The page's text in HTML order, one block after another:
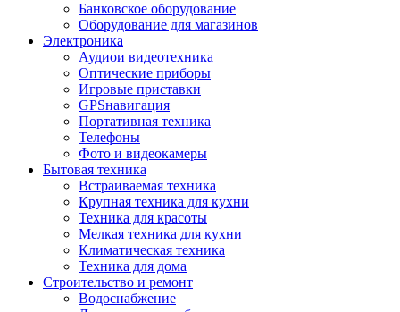
Банковское оборудование
Оборудование для магазинов
Электроника
Аудиои видеотехника
Оптические приборы
Игровые приставки
GPSнавигация
Портативная техника
Телефоны
Фото и видеокамеры
Бытовая техника
Встраиваемая техника
Крупная техника для кухни
Техника для красоты
Мелкая техника для кухни
Климатическая техника
Техника для дома
Строительство и ремонт
Водоснабжение